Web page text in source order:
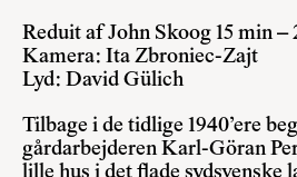
Reduit af John Skoog 15 min –
Kamera: Ita Zbroniec-Zajt
Lyd: David Gülich
Tilbage i de tidlige 1940’ere
gårdarbejderen Karl-Göran
lille hus i det flade sydsvenske